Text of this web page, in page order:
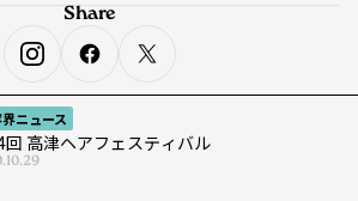
ニュース
回 高津ヘアフェスティバル
Share